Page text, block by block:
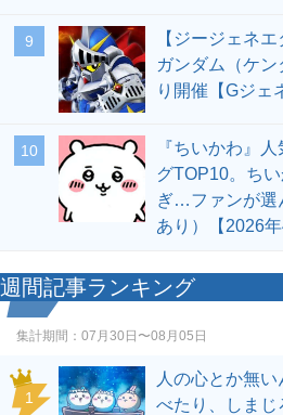
9
【ジージェネ
ガンダム（ケン
り開催【Gジェ
10
『ちいかわ』
グTOP10。ち
ぎ…ファンが選
あり）【2026年
週間記事ランキング
集計期間： 07月30日〜08月05日
1
人の心とか無
べたり、しまじ